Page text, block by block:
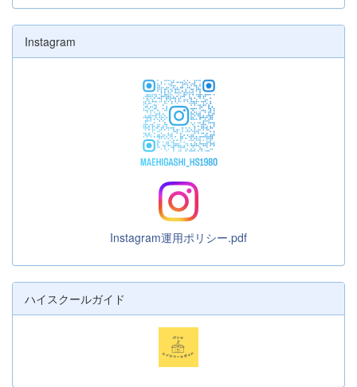
Instagram
Instagram運用ポリシー.pdf
ハイスクールガイド